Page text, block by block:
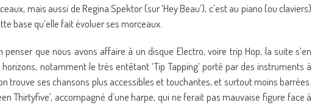
mais aussi de Regina Spektor (sur ‘Hey Beau’), c’est au piano (ou claviers)
base qu’elle fait évoluer ses morceaux.
penser que nous avons affaire à un disque Electro, voire trip Hop, la suite s’en
notamment le très entêtant ‘Tip Tapping’ porté par des instruments à
trouve ses chansons plus accessibles et touchantes, et surtout moins barrées.
Thirtyfive’, accompagné d’une harpe, qui ne ferait pas mauvaise figure face à